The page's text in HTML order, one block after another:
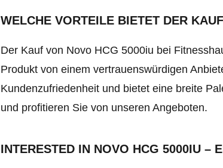
WELCHE VORTEILE BIETET DER
Der Kauf von Novo HCG 5000iu bei
Produkt von einem vertrauenswürdigen
Kundenzufriedenheit und bietet eine breite
und profitieren Sie von unseren Angeboten.
INTERESTED IN NOVO HCG 5000IU –